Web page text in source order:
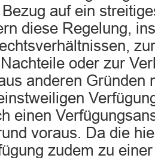
auf ein
diese Regelung,
oder zur
anderen Gründen
einen
voraus. Da die
zudem zu